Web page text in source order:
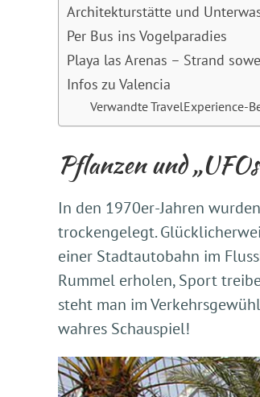
Architekturstätte und
Per Bus ins Vogelparadies
Playa las Arenas – Strand
Infos zu Valencia
Verwandte TravelExperience-
Pflanzen und
In den 1970er-Jahren
trockengelegt.
einer Stadtautobahn im
Rummel erholen, Sport
steht man im
wahres Schauspiel!